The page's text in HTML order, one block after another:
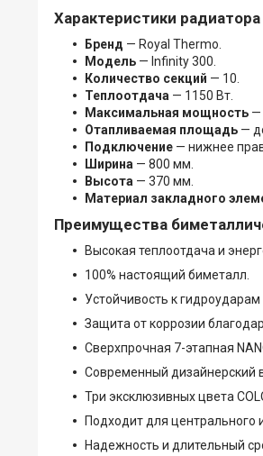
Характеристики
Бренд — Royal Thermo.
Модель — Infinity 300.
Количество секций — 10.
Теплоотдача — 1150 Вт.
Максимальная мощность —
Отапливаемая площадь —
Подключение — нижнее
Ширина — 800 мм.
Высота — 370 мм.
Материал закладного
Преимущества
Высокая теплоотдача и
100% настоящий биметалл.
Устойчивость к
Защита от коррозии
Сверхпрочная 7-этапная
Современный дизайнерский
Три эксклюзивных цвета
Подходит для центрального
Надежность и длительный